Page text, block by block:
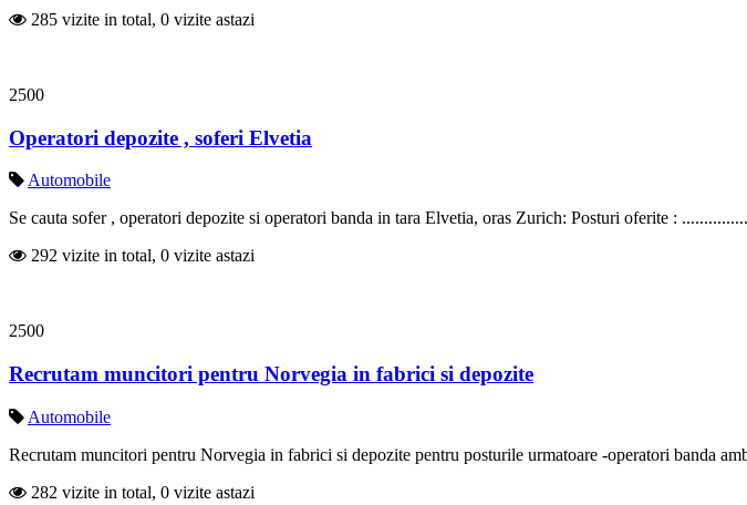
285 vizite in total, 0 vizite astazi
2500
Operatori depozite , soferi Elvetia
Automobile
Se cauta sofer , operatori depozite si operatori banda in tara Elvetia, oras Zurich: Posturi oferite :
292 vizite in total, 0 vizite astazi
2500
Recrutam muncitori pentru Norvegia in fabrici si depozite
Automobile
Recrutam muncitori pentru Norvegia in fabrici si depozite pentru posturile urmatoare -operatori banda
282 vizite in total, 0 vizite astazi